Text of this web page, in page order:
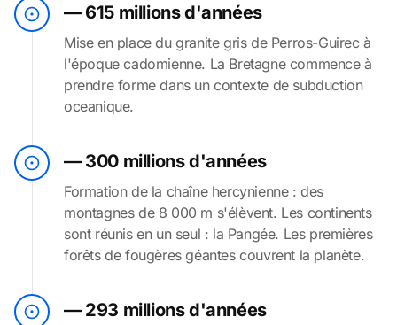
— 615 millions d'années
Mise en place du granite gris de Perros-Guirec à
l'époque cadomienne. La Bretagne commence à
prendre forme dans un contexte de subduction
oceanique.
— 300 millions d'années
Formation de la chaîne hercynienne : des
montagnes de 8 000 m s'élèvent. Les continents
sont réunis en un seul : la Pangée. Les premières
forêts de fougères géantes couvrent la planète.
— 293 millions d'années